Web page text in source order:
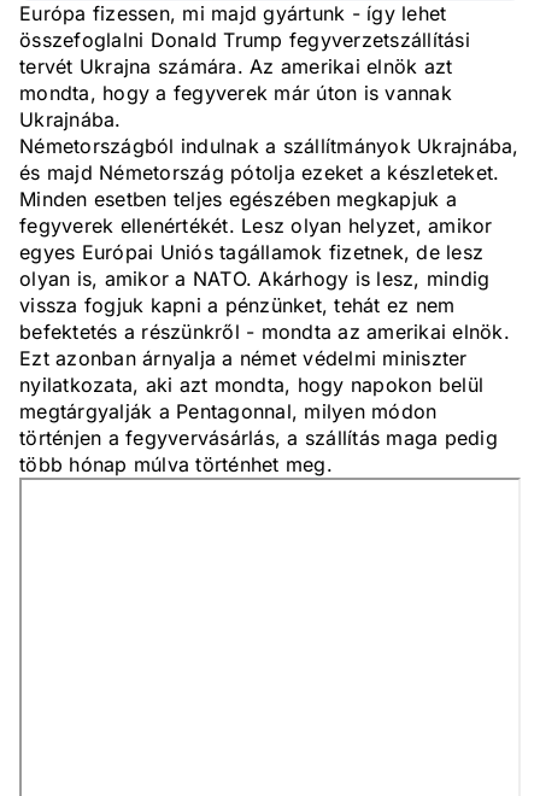
Európa fizessen, mi majd gyártunk - így lehet
összefoglalni Donald Trump fegyverzetszállítási
tervét Ukrajna számára. Az amerikai elnök azt
mondta, hogy a fegyverek már úton is vannak
Ukrajnába.
Németországból indulnak a szállítmányok Ukrajnába,
és majd Németország pótolja ezeket a készleteket.
Minden esetben teljes egészében megkapjuk a
fegyverek ellenértékét. Lesz olyan helyzet, amikor
egyes Európai Uniós tagállamok fizetnek, de lesz
olyan is, amikor a NATO. Akárhogy is lesz, mindig
vissza fogjuk kapni a pénzünket, tehát ez nem
befektetés a részünkről - mondta az amerikai elnök.
Ezt azonban árnyalja a német védelmi miniszter
nyilatkozata, aki azt mondta, hogy napokon belül
megtárgyalják a Pentagonnal, milyen módon
történjen a fegyvervásárlás, a szállítás maga pedig
több hónap múlva történhet meg.